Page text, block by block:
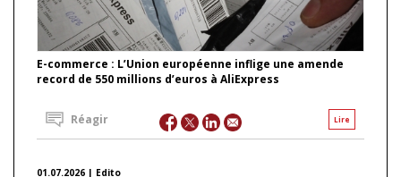
E-commerce : L’Union européenne inflige une amende
record de 550 millions d’euros à AliExpress
Lire
Réagir
01.07.2026 | Edito